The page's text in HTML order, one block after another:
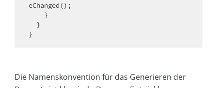
eChanged();
Die Namenskonvention für das Generieren der